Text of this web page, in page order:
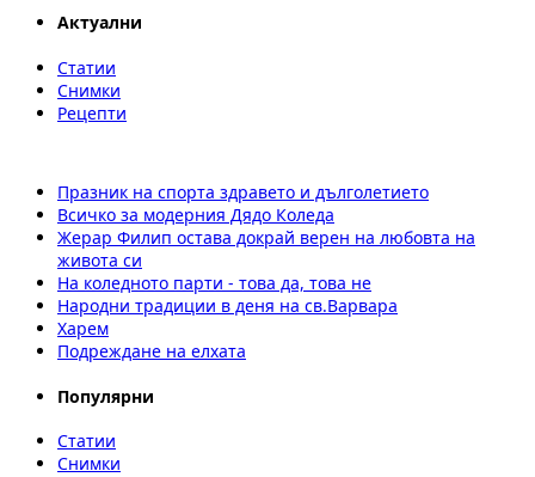
Актуални
Статии
Снимки
Рецепти
Празник на спорта здравето и дълголетието
Всичко за модерния Дядо Коледа
Жерар Филип остава докрай верен на любовта на
живота си
На коледното парти - това да, това не
Народни традиции в деня на св.Варвара
Харем
Подреждане на елхата
Популярни
Статии
Снимки